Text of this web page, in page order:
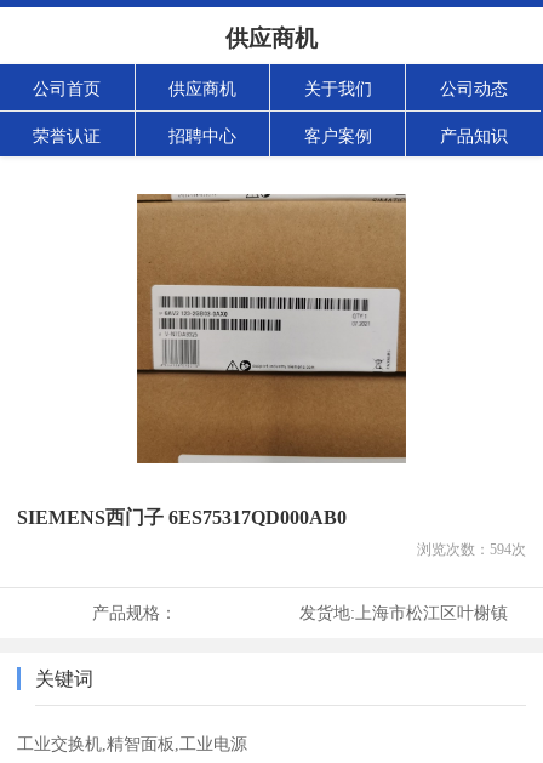
供应商机
公司首页 供应商机 关于我们 公司动态
荣誉认证 招聘中心 客户案例 产品知识
SIEMENS西门子 6ES75317QD000AB0
浏览次数： 594次
产品规格： 发货地: 上海市松江区叶榭镇
关键词
工业交换机,精智面板,工业电源